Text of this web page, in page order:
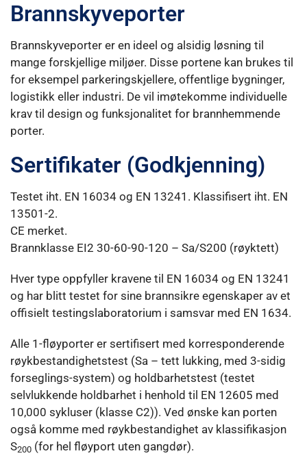
Brannskyveporter
Brannskyveporter er en ideel og alsidig løsning til
mange forskjellige miljøer. Disse portene kan brukes til
for eksempel parkeringskjellere, offentlige bygninger,
logistikk eller industri. De vil imøtekomme individuelle
krav til design og funksjonalitet for brannhemmende
porter.
Sertifikater (Godkjenning)
Testet iht. EN 16034 og EN 13241. Klassifisert iht. EN
13501-2.
CE merket.
Brannklasse EI2 30-60-90-120 – Sa/S200 (røyktett)
Hver type oppfyller kravene til EN 16034 og EN 13241
og har blitt testet for sine brannsikre egenskaper av et
offisielt testingslaboratorium i samsvar med EN 1634.
Alle 1-fløy­porter er sertifisert med korresponderende
røykbestandig­hetstest (Sa – tett lukking, med 3-sidig
forseglings-system) og holdbarhetstest (testet
selvlukkende holdbarhet i henhold til EN 12605 med
10,000 sykluser (klasse C2)). Ved ønske kan porten
også komme med røykbestandighet av klassifikasjon
S200 (for hel fløyport uten gangdør).